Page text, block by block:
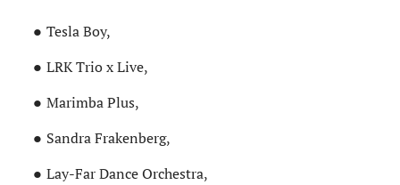
Tesla Boy,
LRK Trio x Live,
Marimba Plus,
Sandra Frakenberg,
Lay-Far Dance Orchestra,